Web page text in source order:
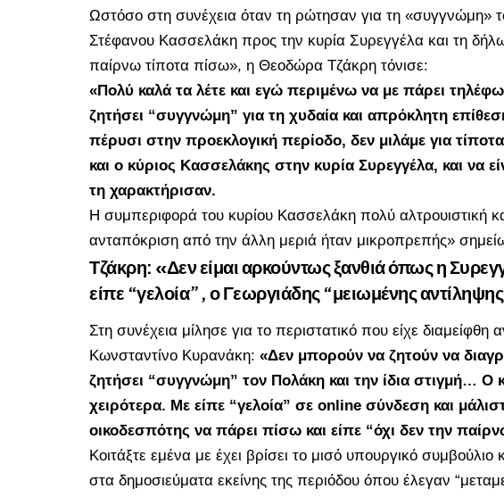
Ωστόσο στη συνέχεια όταν τη ρώτησαν για τη «συγγνώμη»
Στέφανου Κασσελάκη προς την κυρία Συρεγγέλα και τη
παίρνω τίποτα πίσω», η Θεοδώρα Τζάκρη τόνισε:
«Πολύ καλά τα λέτε και εγώ περιμένω να με πάρει
ζητήσει “συγγνώμη” για τη χυδαία και απρόκλητη
πέρυσι στην προεκλογική περίοδο, δεν μιλάμε για
και ο κύριος Κασσελάκης στην κυρία Συρεγγέλα, και να
τη χαρακτήρισαν.
Η συμπεριφορά του κυρίου Κασσελάκη πολύ αλτρουιστική
ανταπόκριση από την άλλη μεριά ήταν μικροπρεπής»
Τζάκρη: «Δεν είμαι αρκούντως ξανθιά όπως η
είπε “γελοία”, ο Γεωργιάδης “μειωμένης
Στη συνέχεια μίλησε για το περιστατικό που είχε διαμείφθη
Κωνσταντίνο Κυρανάκη: «Δεν μπορούν να ζητούν να
ζητήσει “συγγνώμη” τον Πολάκη και την ίδια στιγμή… Ο
χειρότερα. Με είπε “γελοία” σε online σύνδεση και
οικοδεσπότης να πάρει πίσω και είπε “όχι δεν την
Κοιτάξτε εμένα με έχει βρίσει το μισό υπουργικό
στα δημοσιεύματα εκείνης της περιόδου όπου έλεγαν